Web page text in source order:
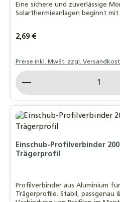
Eine sichere und zuverlässige
Solarthermieanlagen beginnt
Regulärer Preis:
2,69 €
Preise inkl. MwSt. zzgl.
Produkt Anzahl: Gib
Einschub-Profilverbinder
Trägerprofil
Profilverbinder aus Aluminium
Trägerprofile. Stabil, passgenau